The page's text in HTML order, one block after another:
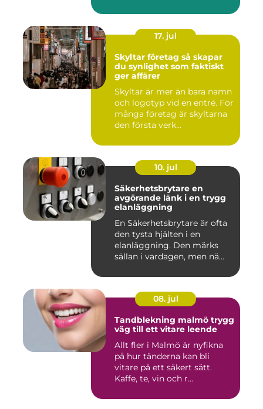
17. jul
Skyltar företag så skapar
du synlighet som faktiskt
ger affärer
Skyltar är mer än bara namn
och logotyp vid en entré. För
många företag är skyltarna
den första verk...
10. jul
Säkerhetsbrytare en
avgörande länk i en trygg
elanläggning
En Säkerhetsbrytare är ofta
den tysta hjälten i en
elanläggning. Den märks
sällan i vardagen, men nä...
08. jul
Tandblekning malmö trygg
väg till ett vitare leende
Allt fler i Malmö är nyfikna
på hur tänderna kan bli
vitare på ett säkert sätt.
Kaffe, te, vin och r...